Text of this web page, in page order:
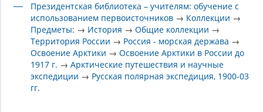
Президентская библиотека – учителям: обучение с
использованием первоисточников → Коллекции →
Предметы: → История →Общие коллекции →
Территория России → Россия - морская держава →
Освоение Арктики →Освоение Арктики в России до
1917 г. →Арктические путешествия и научные
экспедиции → Русская полярная экспедиция, 1900-03
гг.